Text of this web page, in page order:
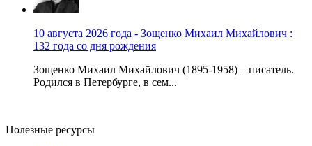
10 августа 2026 года - Зощенко Михаил Михайлович :
132 года со дня рождения
Зощенко Михаил Михайлович (1895-1958) – писатель.
Родился в Петербурге, в сем...
Полезные ресурсы